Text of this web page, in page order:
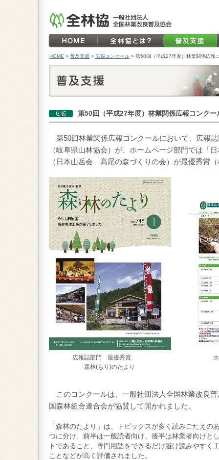
HOME > 普及支援 > 広報コンクール > 第50回（平成27年度）林業関係広報
第50回（平成27年度）林業関係広報コンクー
第50回林業関係広報コンクールにおいて、広報
（岐阜県山林協会）が、ホームページ部門では「
（日本山岳会 高尾の森づくりの会）が最優秀賞
広報誌部門 最優秀賞 ホームペー
森林(もり)のたより 日本山岳会
このコンクールは、一般社団法人全国林業改良
国森林組合連合会が協賛して開かれました。
「森林のたより」は、
トピックスが多く読みごたえの
つに分け、前半は一般読者向け、後半は林業者向けと
トであること、専門用語をできるだけ避け読みやすく
ことなどが高く評価されました。